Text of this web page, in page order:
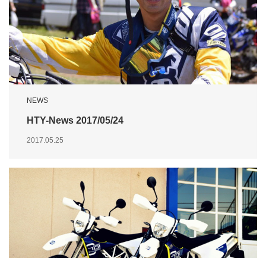
NEWS
HTY-News 2017/05/24
2017.05.25